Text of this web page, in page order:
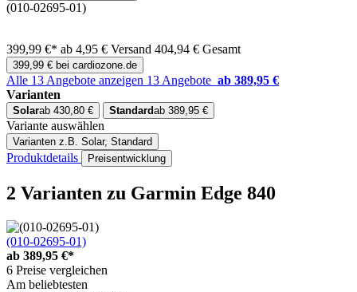
(010-02695-01)
399,99 €* ab 4,95 € Versand 404,94 € Gesamt
399,99 € bei cardiozone.de
Alle 13 Angebote anzeigen 13 Angebote ab 389,95 €
Varianten
Solarab 430,80 € Standardab 389,95 €
Variante auswählen
Varianten z.B. Solar, Standard
Produktdetails Preisentwicklung
2 Varianten zu Garmin Edge 840
(010-02695-01)
ab 389,95 €*
6 Preise vergleichen
Am beliebtesten